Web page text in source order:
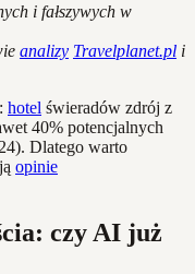
i fałszywych w
analizy Travelplanet.pl i
hotel świeradów zdrój z
40% potencjalnych
Dlatego warto
opinie
czy AI już